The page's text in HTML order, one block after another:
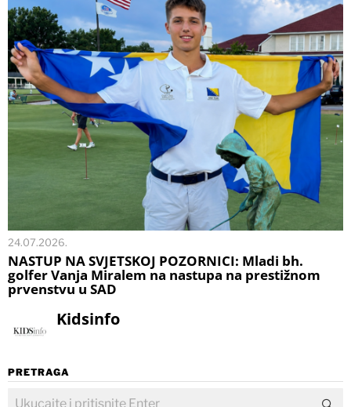
24.07.2026.
NASTUP NA SVJETSKOJ POZORNICI: Mladi bh.
golfer Vanja Miralem na nastupa na prestižnom
prvenstvu u SAD
Kidsinfo
PRETRAGA